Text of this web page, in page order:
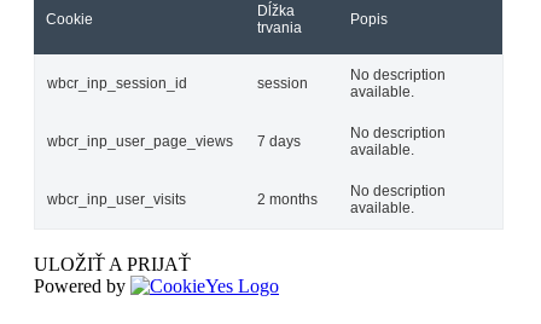
Cookie
Dĺžka
trvania
Popis
wbcr_inp_session_id session
No description
available.
wbcr_inp_user_page_views 7 days
No description
available.
wbcr_inp_user_visits 2 months
No description
available.
ULOŽIŤ A PRIJAŤ
Powered by